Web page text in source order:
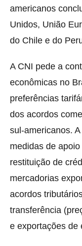
americanos
Unidos, União
do Chile e do
A CNI pede a
econômicas no
preferências
dos acordos
sul-americanos.
medidas de
restituição de
mercadorias
acordos
transferência
e exportações de